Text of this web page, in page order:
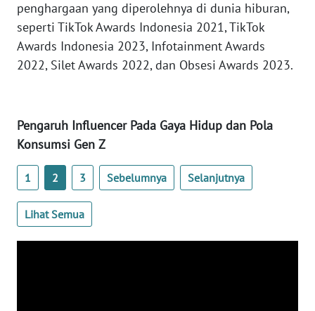
penghargaan yang diperolehnya di dunia hiburan,
seperti TikTok Awards Indonesia 2021, TikTok
Awards Indonesia 2023, Infotainment Awards
2022, Silet Awards 2022, dan Obsesi Awards 2023.
Pengaruh Influencer Pada Gaya Hidup dan Pola
Konsumsi Gen Z
1 2 3 Sebelumnya Selanjutnya
Lihat Semua
WN
SULBAR
WN
WN
SUMSEL